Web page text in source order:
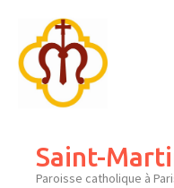
content
Saint-
Paroisse catholique à